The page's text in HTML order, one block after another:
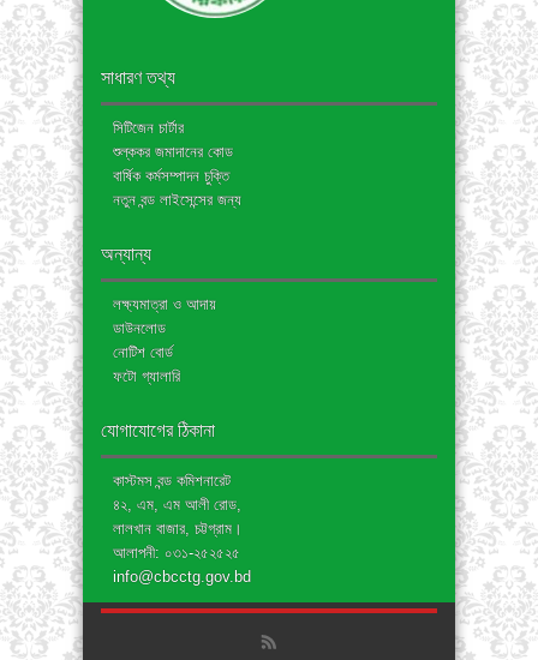
সাধারণ তথ্য
সিটিজেন চার্টার
শুল্ককর জমাদানের কোড
বার্ষিক কর্মসম্পাদন চুক্তি
নতুন বন্ড লাইসেন্সের জন্য
অন্যান্য
লক্ষ্যমাত্রা ও আদায়
ডাউনলোড
নোটিশ বোর্ড
ফটো গ্যালারি
যোগাযোগের ঠিকানা
কাস্টমস বন্ড কমিশনারেট
৪২, এম, এম আলী রোড,
লালখান বাজার, চট্টগ্রাম।
আলাপনী: ০৩১-২৫২৫২৫
info@cbcctg.gov.bd